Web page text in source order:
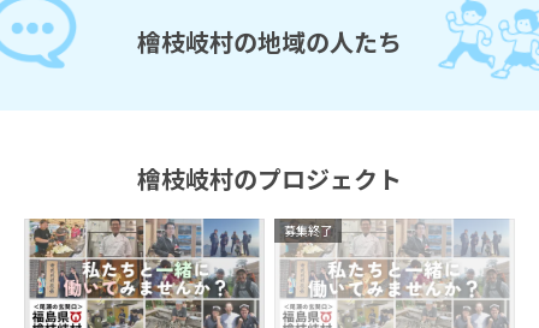
檜枝岐村の地域の人たち
檜枝岐村のプロジェクト
募集終了